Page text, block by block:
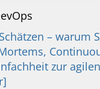
– warum
zur